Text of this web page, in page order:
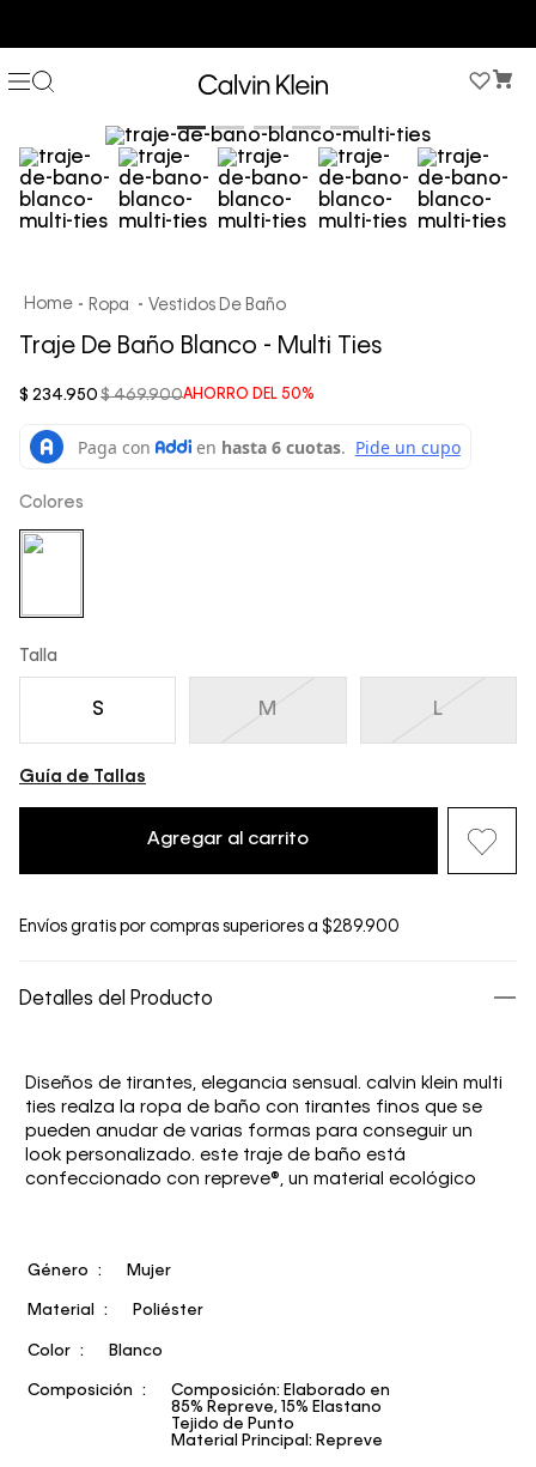
Ropa Vestidos De Baño
Traje De Baño Blanco - Multi Ties
AHORRO DEL 50%
$ 469.900
$ 234.950
Colores
Talla
S M L
Guía de Tallas
Agregar al carrito
Envíos gratis por compras superiores a $289.900
Detalles del Producto
Diseños de tirantes, elegancia sensual. calvin klein multi
ties realza la ropa de baño con tirantes finos que se
pueden anudar de varias formas para conseguir un
look personalizado. este traje de baño está
confeccionado con repreve®, un material ecológico
Género Mujer
Material Poliéster
Color Blanco
Composición
Composición: Elaborado en
85% Repreve, 15% Elastano
Tejido de Punto
Material Principal: Repreve